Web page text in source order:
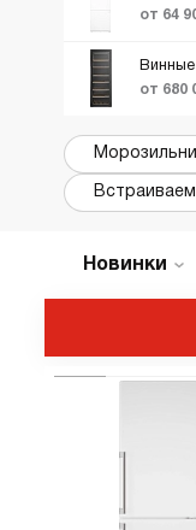
от 64
от 680
Новинки
По
Цена по
ТОП лучших